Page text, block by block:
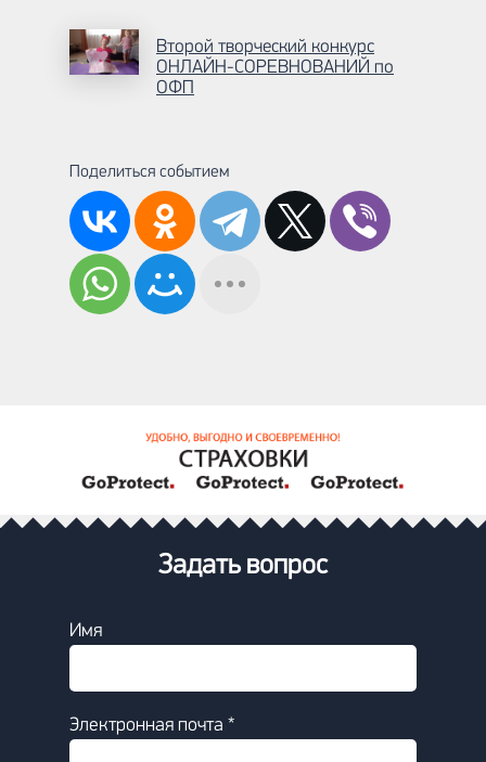
Второй творческий конкурс
ОНЛАЙН-СОРЕВНОВАНИЙ по
ОФП
Поделиться событием
Задать вопрос
Имя
Электронная почта *